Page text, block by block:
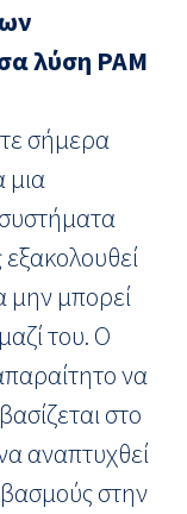
λύση PAM
σήμερα
μια
μην μπορεί
του. Ο
να
στο
αναπτυχθεί
στην